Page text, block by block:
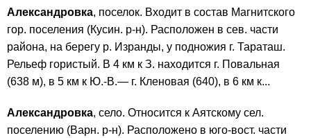
Александровка, поселок. Входит в состав Магнитского
гор. поселения (Кусин. р-н). Расположен в сев. части
района, на берегу р. Изранды, у подножия г. Тараташ.
Рельеф гористый. В 4 км к З. находится г. Повальная
(638 м), в 5 км к Ю.-В.— г. Кленовая (640), в 6 км к...
Александровка, село. Относится к Аятскому сел.
поселению (Варн. р-н). Расположено в юго-вост. части